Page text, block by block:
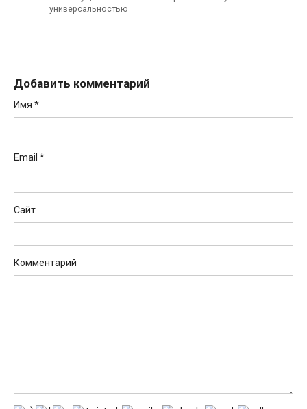
универсальностью
Добавить комментарий
Имя *
Email *
Сайт
Комментарий